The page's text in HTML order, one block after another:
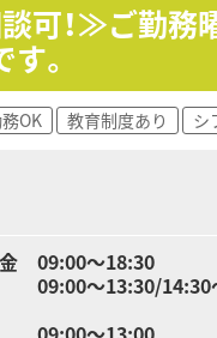
！≫ご勤務
。
OK 教育制度あり シ
09:00～18:30
～13:30/14:30